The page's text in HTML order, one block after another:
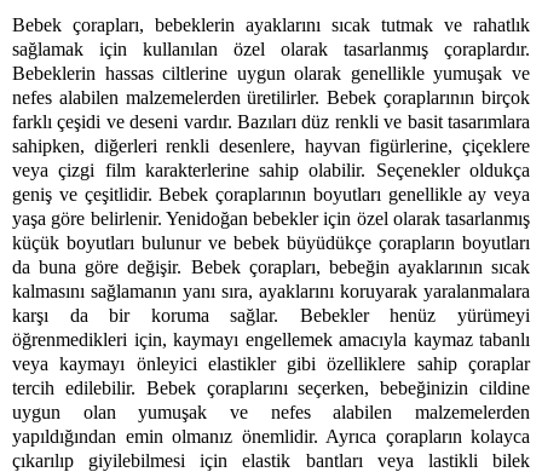
Bebek çorapları, bebeklerin ayaklarını sıcak tutmak ve rahatlık
sağlamak için kullanılan özel olarak tasarlanmış çoraplardır.
Bebeklerin hassas ciltlerine uygun olarak genellikle yumuşak ve
nefes alabilen malzemelerden üretilirler. Bebek çoraplarının birçok
farklı çeşidi ve deseni vardır. Bazıları düz renkli ve basit tasarımlara
sahipken, diğerleri renkli desenlere, hayvan figürlerine, çiçeklere
veya çizgi film karakterlerine sahip olabilir. Seçenekler oldukça
geniş ve çeşitlidir. Bebek çoraplarının boyutları genellikle ay veya
yaşa göre belirlenir. Yenidoğan bebekler için özel olarak tasarlanmış
küçük boyutları bulunur ve bebek büyüdükçe çorapların boyutları
da buna göre değişir. Bebek çorapları, bebeğin ayaklarının sıcak
kalmasını sağlamanın yanı sıra, ayaklarını koruyarak yaralanmalara
karşı da bir koruma sağlar. Bebekler henüz yürümeyi
öğrenmedikleri için, kaymayı engellemek amacıyla kaymaz tabanlı
veya kaymayı önleyici elastikler gibi özelliklere sahip çoraplar
tercih edilebilir. Bebek çoraplarını seçerken, bebeğinizin cildine
uygun olan yumuşak ve nefes alabilen malzemelerden
yapıldığından emin olmanız önemlidir. Ayrıca çorapların kolayca
çıkarılıp giyilebilmesi için elastik bantları veya lastikli bilek